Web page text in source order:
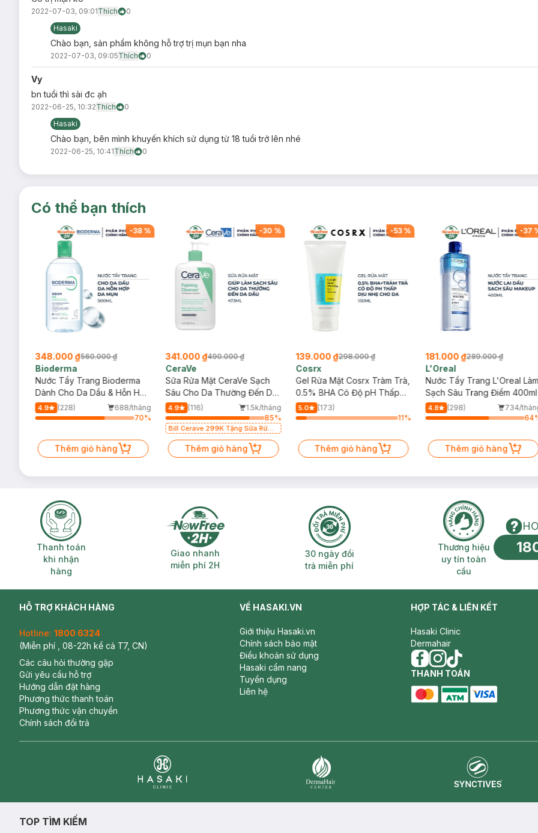
2022-07-03, 09:01Thích
0
Hasaki
Chào bạn, sản phẩm không hỗ trợ trị mụn bạn nha
2022-07-03, 09:05Thích 0
Vy
bn tuổi thì sài đc ạh
2022-06-25, 10:32Thích
0
Hasaki
Chào bạn, bên mình khuyến khích sử dụng từ 18 tuổi trở lên nhé
2022-06-25, 10:41Thích 0
Có thể bạn thích
-38%
348.000 ₫560.000 ₫
Bioderma
Nước Tẩy Trang Bioderma
Dành Cho Da Dầu & Hỗn Hợp
500ml
4.9 (228)
688/tháng
70%
Thêm giỏ hàng
-30 %
341.000 ₫490.000 ₫
CeraVe
Sữa Rửa Mặt CeraVe Sạch
Sâu Cho Da Thường Đến Da
Dầu 473ml
4.9 (116)
1.5k/tháng
85%
Bill Cerave 299K Tặng Sữa Rửa
Mặt Cerave 30ml (SL có hạn)
Thêm giỏ hàng
-53%
139.000 ₫298.000 ₫
Cosrx
Gel Rửa Mặt Cosrx Tràm Trà,
0.5% BHA Có Độ pH Thấp
150ml
5.0
(173)
11%
Thêm giỏ hàng
-37
181.000 ₫289.000 ₫
L'Oreal
Nước Tẩy Trang L'Oreal Làm
Sạch Sâu Trang Điểm 400ml
4.8 (298)
734/
64
Thêm giỏ hàng
Thanh toán khi nhận hàng
Thanh toán
khi nhận
hàng
Giao nhanh miễn phí 2H
Giao nhanh
miễn phí 2H
30 ngày đổi trả miễn phí
30 ngày đổi
trả miễn phí
Thương hiệu uy
Thương hiệu
uy tín toàn
cầu
HỖ TRỢ KHÁCH HÀNG
Hotline: 1800 6324
(Miễn phí , 08-22h kể cả T7, CN)
Các câu hỏi thường gặp
Gửi yêu cầu hỗ trợ
Hướng dẫn đặt hàng
Phương thức thanh toán
Phương thức vận chuyển
Chính sách đổi trả
VỀ HASAKI.VN
Giới thiệu Hasaki.vn
Chính sách bảo mật
Điều khoản sử dụng
Hasaki cẩm nang
Tuyển dụng
Liên hệ
HỢP TÁC & LIÊN KẾT
Hasaki Clinic
Dermahair
facebook
instagram
tiktok
THANH TOÁN
TOP TÌM KIẾM